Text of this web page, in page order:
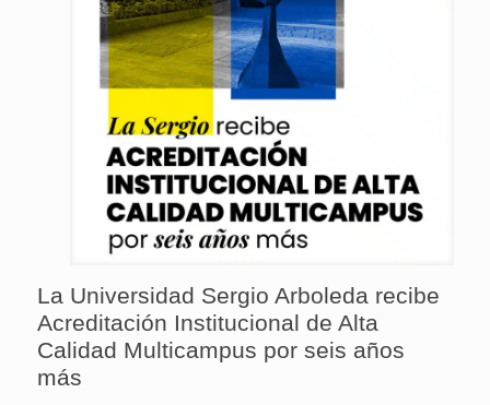
La Universidad Sergio Arboleda recibe
Acreditación Institucional de Alta
Calidad Multicampus por seis años
más